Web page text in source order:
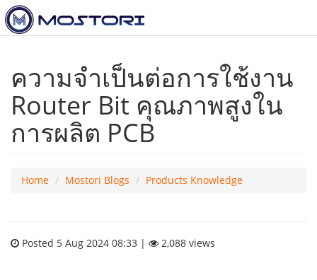
ความจำเป็นต่อการใช้งาน
Router Bit คุณภาพสูงใน
การผลิต PCB
Home Mostori Blogs Products Knowledge
Posted 5 Aug 2024 08:33 | 2,088 views